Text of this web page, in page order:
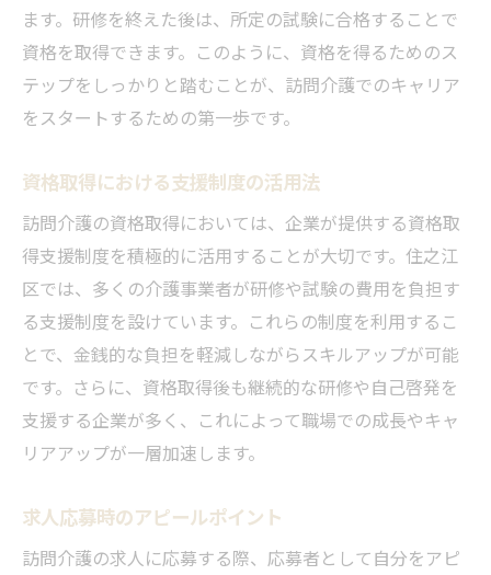
住之江区の訪問介護求人で求められる資格とそ
の取得手順
求人で求められる主な資格
資格取得のための具体的なコース紹介
資格取得に必要な時間と費用
求人市場での資格の重要性
実務経験と資格の相乗効果
訪問介護の資格取得でキャリアアップ住之江区
での求人情報
キャリアアップに必要な資格とその取得方
法
住之江区での訪問介護のキャリアパス
訪問介護分野でのスキルアップのポイント
キャリアアップを目指すための継続学習
ます。研修を終えた後は、所定の試験に合格することで
資格を取得できます。このように、資格を得るためのス
テップをしっかりと踏むことが、訪問介護でのキャリア
をスタートするための第一歩です。
資格取得における支援制度の活用法
訪問介護の資格取得においては、企業が提供する資格取
得支援制度を積極的に活用することが大切です。住之江
区では、多くの介護事業者が研修や試験の費用を負担す
る支援制度を設けています。これらの制度を利用するこ
とで、金銭的な負担を軽減しながらスキルアップが可能
です。さらに、資格取得後も継続的な研修や自己啓発を
支援する企業が多く、これによって職場での成長やキャ
リアアップが一層加速します。
求人応募時のアピールポイント
訪問介護の求人に応募する際、応募者として自分をアピ